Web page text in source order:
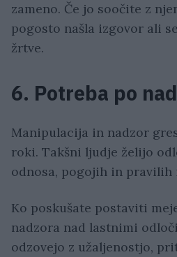
zameno. Če jo soočite z
pogosto našla izgovor ali
žrtve.
6. Potreba po
Manipulacija in nadzor
roki. Takšni ljudje želijo
odnosa, pogojih in pravilih
Ko poskušate postaviti
nadzora nad lastnimi
odzovejo z užaljenostjo,